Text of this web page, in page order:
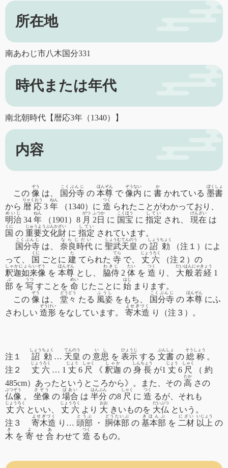
所在地
南あわじ市八木国分331
時代または年代
南北朝時代【暦応3年（1340）】
内容
この 像
ぞう
は、 国分寺
こくぶんじ
の 本尊
ほんぞん
で 像内
ぞうない
に 書
か
かれている 墨書
ぼくしょ
から 暦応
りゃくおう
3 年
ねん
（1340）に 造
つく
られたことがわかっており、
明治
めいじ
34 年
ねん
（1901）8 月
がつ
2日
ふつか
に 国宝
こくほう
に 指定
してい
され、 現在
げんざい
は
国
くに
の 重要文化財
じゅうようぶんかざい
に 指定
してい
されています。
国分寺
こくぶんじ
は、 奈良時代
ならじだい
に 聖武天皇
しょうむてんのう
の 詔勅
しょうちょく
（注１）によ
って、
国
くに
ごとに 建
た
てられた 寺
てら
で、 丈六
じょうろく
（注２）の
釈迦如来像
しゃかにょらいぞう
を 本尊
ほんぞん
とし、 脇侍
わきじ
2 体
たい
を 造
つく
り、 大般若経
だいはんにゃきょう
1
部
ぶ
を 写
うつ
すことを 命
めい
じたことに 始
はじ
まります。
この 像
ぞう
は、 堂々
どうどう
たる 風姿
ふうし
をもち、 国分寺
こくぶんじ
の 本尊
ほんぞん
にふ
さわしい 造形
ぞうけい
をなしています。 寄木造
よせぎづく
り（注３）。
注１ 詔勅
しょうちょく
… 天皇
てんのう
の 意思
いし
を 表示
ひょうじ
する 文書
ぶんしょ
の 総称
そうしょう
。
注２ 丈六
じょうろく
… 1 丈
じょう
6 尺
しゃく
《 釈迦
しゃか
の 身長
しんちょう
が1 丈
じょう
6 尺
しゃく
（ 約
485cm）あったというところから》。また、その 高
たか
さの
仏像
ぶつぞう
。 坐像
ざぞう
の 場合
ばあい
は 半分
はんぶん
の8 尺
しゃく
に 造
つく
るが、それも
丈六
じょうろく
といい、 丈六
じょうろく
より 大
おお
きいものを 大仏
だいぶつ
という。
注３ 寄木造
よせぎづく
り… 頭部
とうぶ
・ 胴体部
どうたいぶ
の 基本部
きほんぶ
を 二材
にざい
以上
いじょう
の
木
き
を 寄
よ
せ 合
あ
わせて 造
つく
るもの。